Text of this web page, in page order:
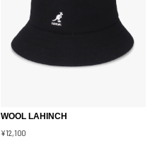
WOOL LAHINCH
¥12,100